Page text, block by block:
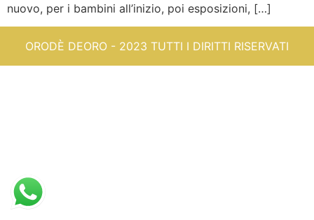
nuovo, per i bambini all’inizio, poi esposizioni, […]
ORODÈ DEORO - 2023 TUTTI I DIRITTI RISERVATI